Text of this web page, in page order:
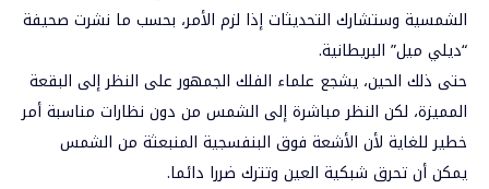
الشمسية وستشارك التحديثات إذا لزم الأمر، بحسب ما نشرت صحيفة
“ديلي ميل” البريطانية.
حتى ذلك الحين، يشجع علماء الفلك الجمهور على النظر إلى البقعة
المميزة، لكن النظر مباشرة إلى الشمس من دون نظارات مناسبة أمر
خطير للغاية لأن الأشعة فوق البنفسجية المنبعثة من الشمس
يمكن أن تحرق شبكية العين وتترك ضررا دائما.